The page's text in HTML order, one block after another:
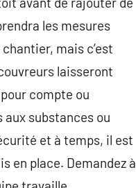
les mesures
mais c’est
laisseront
compte ou
substances ou
et à temps, il est
en place. Demandez à